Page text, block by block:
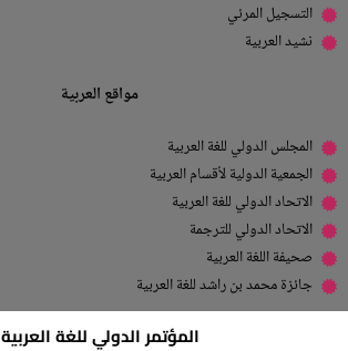
التسجيل المرئي
نشيد العربية
مواقع العربية
المجلس الدولي للغة العربية
الجمعية الدولية لأقسام العربية
الاتحاد الدولي للغة العربية
الاتحاد الدولي للترجمة
صحيفة اللغة العربية
جائزة محمد بن راشد للغة العربية
المؤتمر الدولي للغة العربية